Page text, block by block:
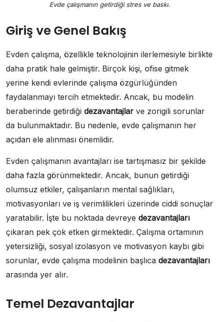
Evde çalışmanın getirdiği stres ve baskı.
Giriş ve Genel Bakış
Evden çalışma, özellikle teknolojinin ilerlemesiyle birlikte
daha pratik hale gelmiştir. Birçok kişi, ofise gitmek
yerine kendi evlerinde çalışma özgürlüğünden
faydalanmayı tercih etmektedir. Ancak, bu modelin
beraberinde getirdiği dezavantajlar ve zorigili sorunlar
da bulunmaktadır. Bu nedenle, evde çalışmanın her
açıdan ele alınması önemlidir.
Evden çalışmanın avantajları ise tartışmasız bir şekilde
daha fazla görünmektedir. Ancak, bunun getirdiği
olumsuz etkiler, çalışanların mental sağlıkları,
motivasyonları ve iş verimlilikleri üzerinde ciddi sonuçlar
yaratabilir. İşte bu noktada devreye dezavantajları
çıkaran pek çok etken girmektedir. Çalışma ortamının
yetersizliği, sosyal izolasyon ve motivasyon kaybı gibi
sorunlar, evde çalışma modelinin başlıca dezavantajları
arasında yer alır.
Temel Dezavantajlar